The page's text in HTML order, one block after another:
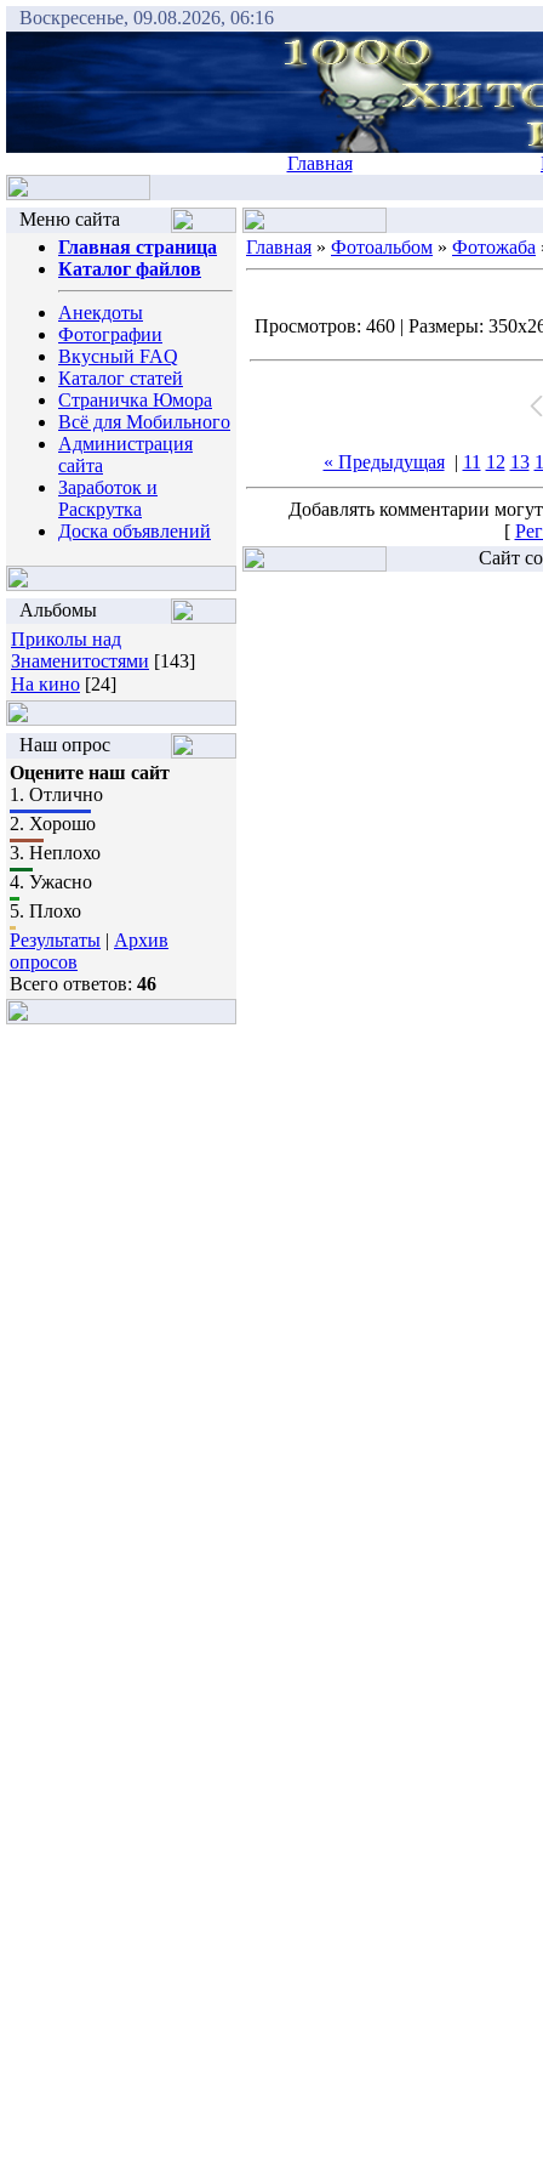
Воскресенье, 09.08.2026, 06:16
Главная
Меню сайта
Главная страница
Каталог файлов
Анекдоты
Фотографии
Вкусный FAQ
Каталог статей
Страничка Юмора
Всё для Мобильного
Администрация
сайта
Заработок и
Раскрутка
Доска объявлений
Альбомы
Приколы над
Знаменитостями [143]
На кино [24]
Наш опрос
Оцените наш сайт
1. Отлично
2. Хорошо
3. Неплохо
4. Ужасно
5. Плохо
Результаты | Архив
опросов
Всего ответов: 46
Главная » Фотоальбом » Фотожаба
Просмотров: 460 | Размеры:
« Предыдущая| 11 12 13
Добавлять комментарии
[
Сайт